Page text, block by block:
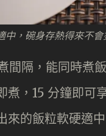
，碗身存熱得來不
間隔，能同時煮
煮，15 分鐘即可
來的飯粒軟硬適